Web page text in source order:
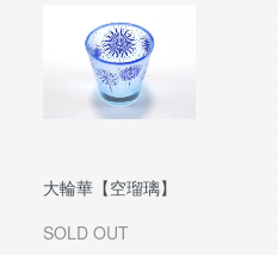
大輪華【空瑠璃】
SOLD OUT